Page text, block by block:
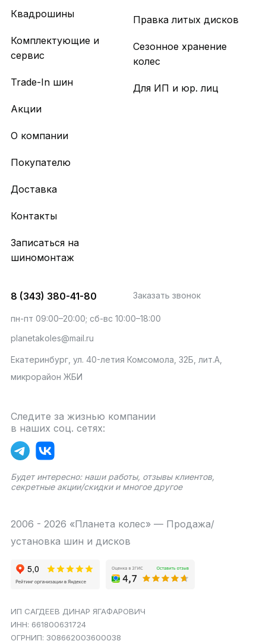
Квадрошины
Комплектующие и
сервис
Trade-In шин
Акции
Правка литых дисков
Сезонное хранение
колес
Для ИП и юр. лиц
О компании
Покупателю
Доставка
Контакты
Записаться на
шиномонтаж
8 (343) 380-41-80 Заказать звонок
пн-пт 09:00–20:00; сб-вс 10:00–18:00
planetakoles@mail.ru
Екатеринбург, ул. 40-летия Комсомола, 32Б, лит.А,
микрорайон ЖБИ
Следите за жизнью компании
в наших соц. сетях:
Будет интересно: наши работы, отзывы клиентов,
секретные акции/скидки и многое другое
2006 - 2026 «Планета колес» — Продажа/
установка шин и дисков
ИП САГДЕЕВ ДИНАР ЯГАФАРОВИЧ
ИНН: 661800631724
ОГРНИП: 308662003600038